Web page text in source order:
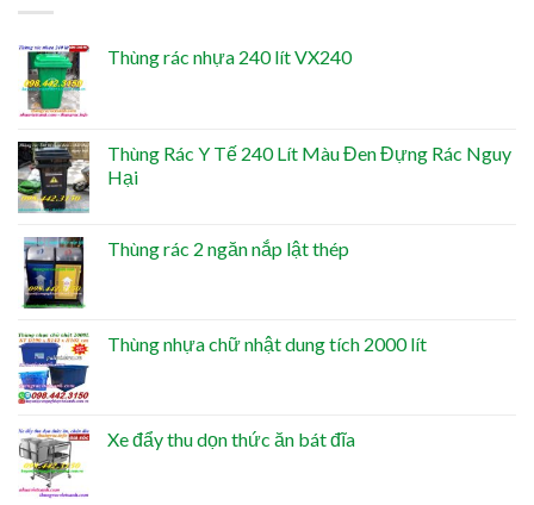
Thùng rác nhựa 240 lít VX240
Thùng Rác Y Tế 240 Lít Màu Đen Đựng Rác Nguy
Hại
Thùng rác 2 ngăn nắp lật thép
Thùng nhựa chữ nhật dung tích 2000 lít
Xe đẩy thu dọn thức ăn bát đĩa